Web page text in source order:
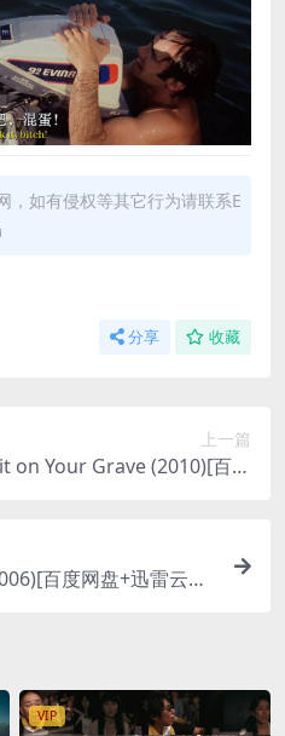
，如有侵权等其它行为请联系E
分享 收藏
上一篇
on Your Grave (2010)[百度
百度网盘+迅雷云盘
VIP